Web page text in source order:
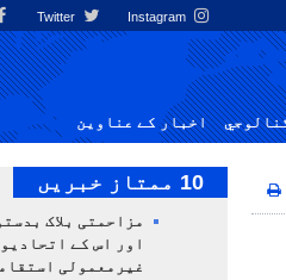
Instagram
اخبار کے عناوین
10 ممتاز خبریں
مزاحمتی بلاک
اور اس کے
غیرمعمولی